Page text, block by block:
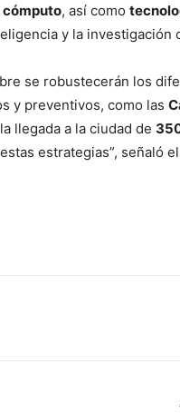
, así como
y la investigación
se robustecerán los
y preventivos, como las
llegada a la ciudad de
estrategias”, señaló